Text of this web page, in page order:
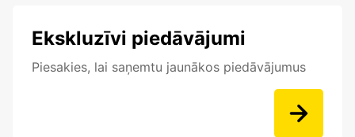
Ekskluzīvi piedāvājumi
Piesakies, lai saņemtu jaunākos piedāvājumus